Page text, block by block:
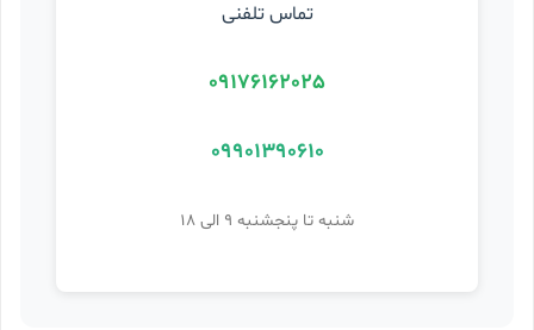
تماس تلفنی
09176162025
09901390610
شنبه تا پنجشنبه ۹ الی ۱۸